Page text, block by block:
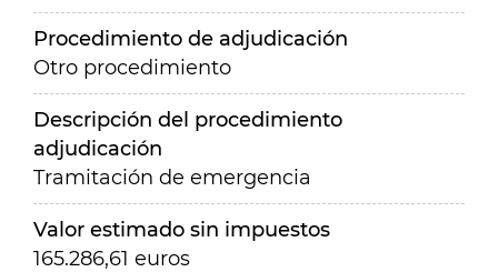
Procedimiento de adjudicación
Otro procedimiento
Descripción del procedimiento
adjudicación
Tramitación de emergencia
Valor estimado sin impuestos
165.286,61 euros